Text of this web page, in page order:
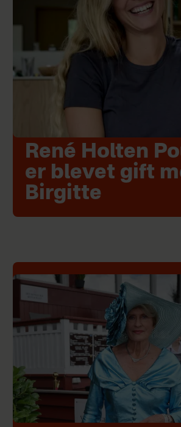
René Holten
er blevet gift
Birgitte